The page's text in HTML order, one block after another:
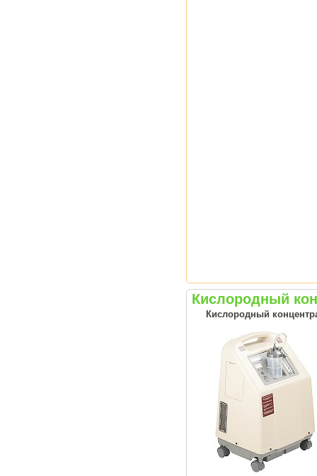
Кислородный
Кислородный